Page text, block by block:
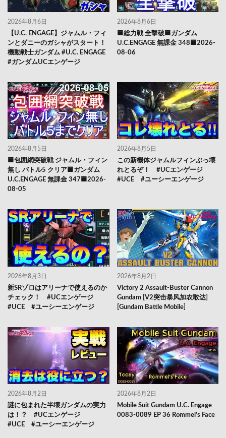
2026年8月6日
【U.C. ENGAGE】ジャムル・フィ
ンとダニーのガシャがスタート！
機動戦士ガンダム #U.C. ENGAGE
#ガンダムUCエンゲージ
2026年8月6日
🟦総力戦 全撃破🟦ガンダム
U.C.ENGAGE 無課金 348🟦2026-
08-06
2026年8月5日
🟦包囲網突破戦 ジャムル・フィン
無し バトル5 クリア🟦ガンダム
U.C.ENGAGE 無課金 347🟦2026-
08-05
2026年8月5日
この新機体ジャムルフィンぶっ壊
れとるぞ！ #UCエンゲージ
#UCE #ユーシーエンゲージ
2026年8月3日
新SRゾロはアリーナで使えるのか
チェック！ #UCエンゲージ
#UCE #ユーシーエンゲージ
2026年8月2日
Victory 2 Assault-Buster Cannon
Gundam [V2突击暴风加农敢达]
[Gundam Battle Mobile]
2026年8月2日
謎に包まれた半壊ガンダムの実力
は！？ #UCエンゲージ
#UCE #ユーシーエンゲージ
2026年8月2日
Mobile Suit Gundam U.C. Engage
0083-0089 EP 36 Rommel’s Face